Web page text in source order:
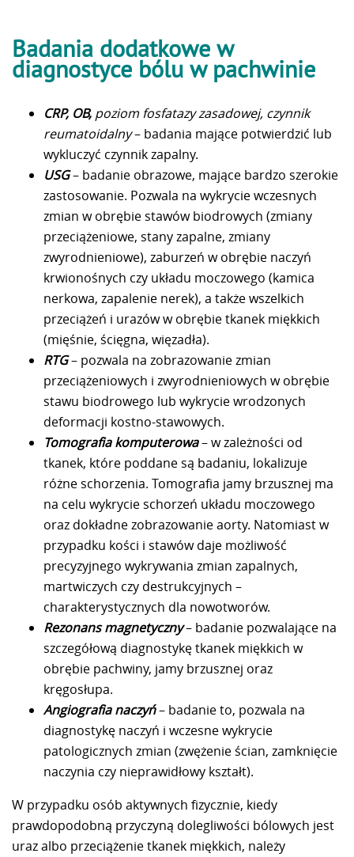
Badania dodatkowe w
diagnostyce bólu w pachwinie
CRP, OB, poziom fosfatazy zasadowej, czynnik
reumatoidalny– badania mające potwierdzić lub
wykluczyć czynnik zapalny.
USG– badanie obrazowe, mające bardzo szerokie
zastosowanie. Pozwala na wykrycie wczesnych
zmian w obrębie stawów biodrowych (zmiany
przeciążeniowe, stany zapalne, zmiany
zwyrodnieniowe), zaburzeń w obrębie naczyń
krwionośnych czy układu moczowego (kamica
nerkowa, zapalenie nerek), a także wszelkich
przeciążeń i urazów w obrębie tkanek miękkich
(mięśnie, ścięgna, więzadła).
RTG– pozwala na zobrazowanie zmian
przeciążeniowych i zwyrodnieniowych w obrębie
stawu biodrowego lub wykrycie wrodzonych
deformacji kostno-stawowych.
Tomografia komputerowa– w zależności od
tkanek, które poddane są badaniu, lokalizuje
różne schorzenia. Tomografia jamy brzusznej ma
na celu wykrycie schorzeń układu moczowego
oraz dokładne zobrazowanie aorty. Natomiast w
przypadku kości i stawów daje możliwość
precyzyjnego wykrywania zmian zapalnych,
martwiczych czy destrukcyjnych –
charakterystycznych dla nowotworów.
Rezonans magnetyczny– badanie pozwalające na
szczegółową diagnostykę tkanek miękkich w
obrębie pachwiny, jamy brzusznej oraz
kręgosłupa.
Angiografia naczyń– badanie to, pozwala na
diagnostykę naczyń i wczesne wykrycie
patologicznych zmian (zwężenie ścian, zamknięcie
naczynia czy nieprawidłowy kształt).
W przypadku osób aktywnych fizycznie, kiedy
prawdopodobną przyczyną dolegliwości bólowych jest
uraz albo przeciążenie tkanek miękkich, należy